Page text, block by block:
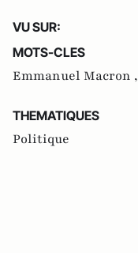
VU SUR:
MOTS-CLES
Emmanuel Macron ,
THEMATIQUES
Politique